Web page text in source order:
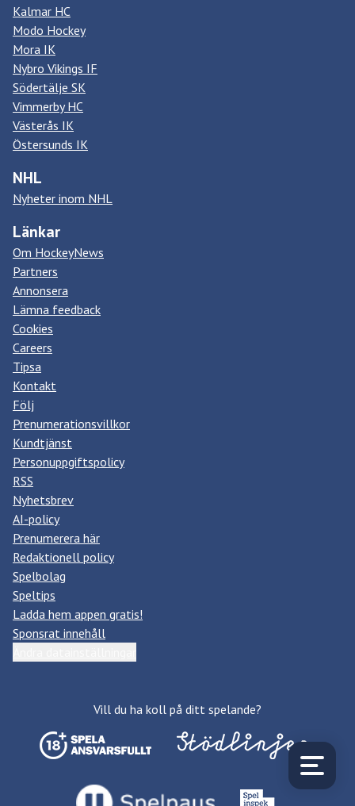
Kalmar HC
Modo Hockey
Mora IK
Nybro Vikings IF
Södertälje SK
Vimmerby HC
Västerås IK
Östersunds IK
NHL
Nyheter inom NHL
Länkar
Om HockeyNews
Partners
Annonsera
Lämna feedback
Cookies
Careers
Tipsa
Kontakt
Följ
Prenumerationsvillkor
Kundtjänst
Personuppgiftspolicy
RSS
Nyhetsbrev
AI-policy
Prenumerera här
Redaktionell policy
Spelbolag
Speltips
Ladda hem appen gratis!
Sponsrat innehåll
Vill du ha koll på ditt spelande?